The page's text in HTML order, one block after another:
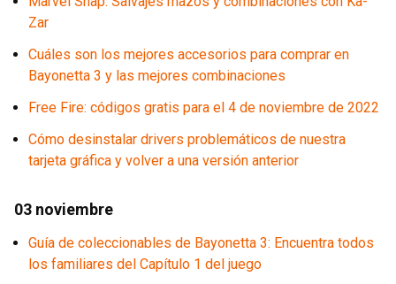
Zar
Cuáles son los mejores accesorios para comprar en
Bayonetta 3 y las mejores combinaciones
Free Fire: códigos gratis para el 4 de noviembre de 2022
Cómo desinstalar drivers problemáticos de nuestra
tarjeta gráfica y volver a una versión anterior
03 noviembre
Guía de coleccionables de Bayonetta 3: Encuentra todos
los familiares del Capítulo 1 del juego